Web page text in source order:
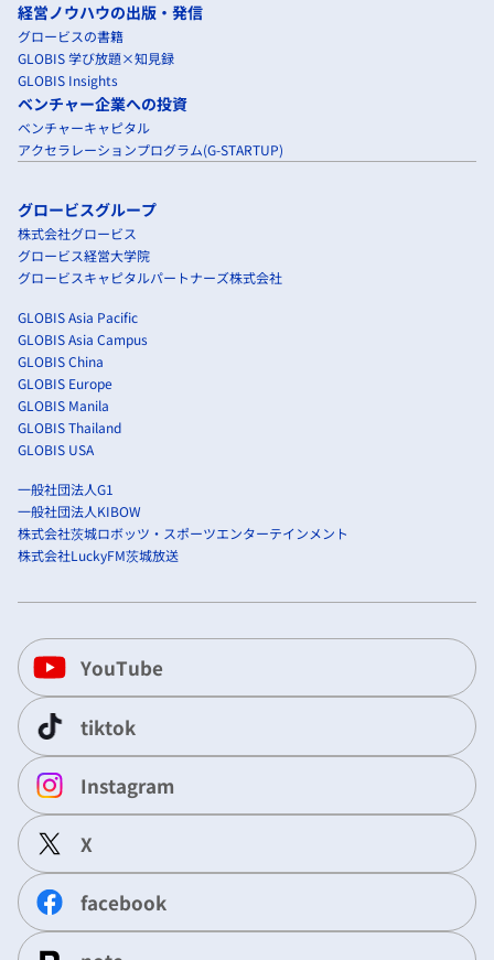
経営ノウハウの出版・発信
グロービスの書籍
GLOBIS 学び放題×知見録
GLOBIS Insights
ベンチャー企業への投資
ベンチャーキャピタル
アクセラレーションプログラム(G-STARTUP)
グロービスグループ
株式会社グロービス
グロービス経営大学院
グロービスキャピタルパートナーズ株式会社
GLOBIS Asia Pacific
GLOBIS Asia Campus
GLOBIS China
GLOBIS Europe
GLOBIS Manila
GLOBIS Thailand
GLOBIS USA
一般社団法人G1
一般社団法人KIBOW
株式会社茨城ロボッツ・スポーツエンターテインメント
株式会社LuckyFM茨城放送
YouTube
tiktok
Instagram
X
facebook